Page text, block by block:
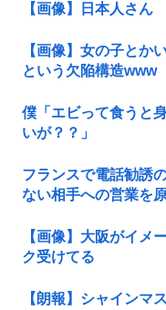
【画像】日本人さ
【画像】女の子とか
という欠陥構造www
僕「エビって食うと
いが？？」
フランスで電話勧誘
ない相手への営業を
【画像】大阪がイメ
ク受けてる
【朗報】シャインマ